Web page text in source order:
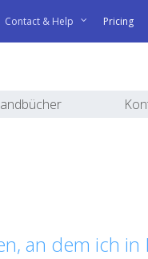
Contact & Help Pricing
an dem ich